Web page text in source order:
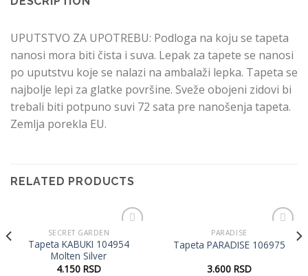
UPUTSTVO ZA UPOTREBU: Podloga na koju se tapeta
nanosi mora biti čista i suva. Lepak za tapete se nanosi
po uputstvu koje se nalazi na ambalaži lepka. Tapeta se
najbolje lepi za glatke površine. Sveže obojeni zidovi bi
trebali biti potpuno suvi 72 sata pre nanošenja tapeta.
Zemlja porekla EU.
RELATED PRODUCTS
u listu
SECRET GARDEN
Tapeta KABUKI 104954
Molten Silver
4.150 RSD
u listu
PARADISE
Tapeta PARADISE 106975
3.600 RSD